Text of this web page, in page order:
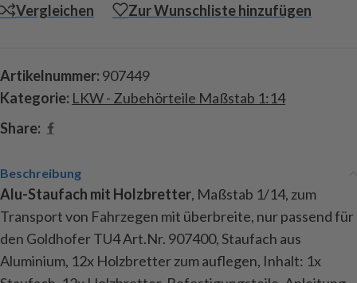
Vergleichen Zur Wunschliste hinzufügen
Artikelnummer: 907449
Kategorie: LKW - Zubehörteile Maßstab 1:14
Share:
Beschreibung
Alu-Staufach mit Holzbretter, Maßstab 1/14, zum
Transport von Fahrzegen mit überbreite, nur passend für
den Goldhofer TU4 Art.Nr. 907400, Staufach aus
Aluminium, 12x Holzbretter zum auflegen, Inhalt: 1x